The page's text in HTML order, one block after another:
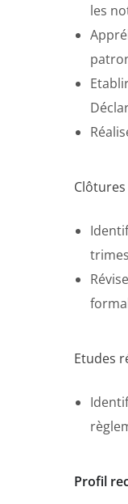
les
Etudes
Profil